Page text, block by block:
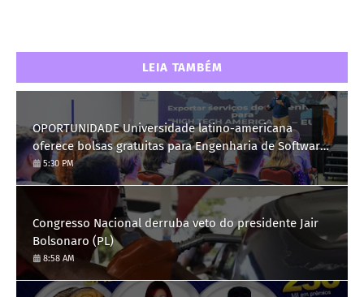
LEIA TAMBÉM
OPORTUNIDADE Universidade latino-americana
oferece bolsas gratuitas para Engenharia de Software;
saiba como se candidatar
5:30 PM
Congresso Nacional derruba veto do presidente Jair
Bolsonaro (PL)
8:58 AM